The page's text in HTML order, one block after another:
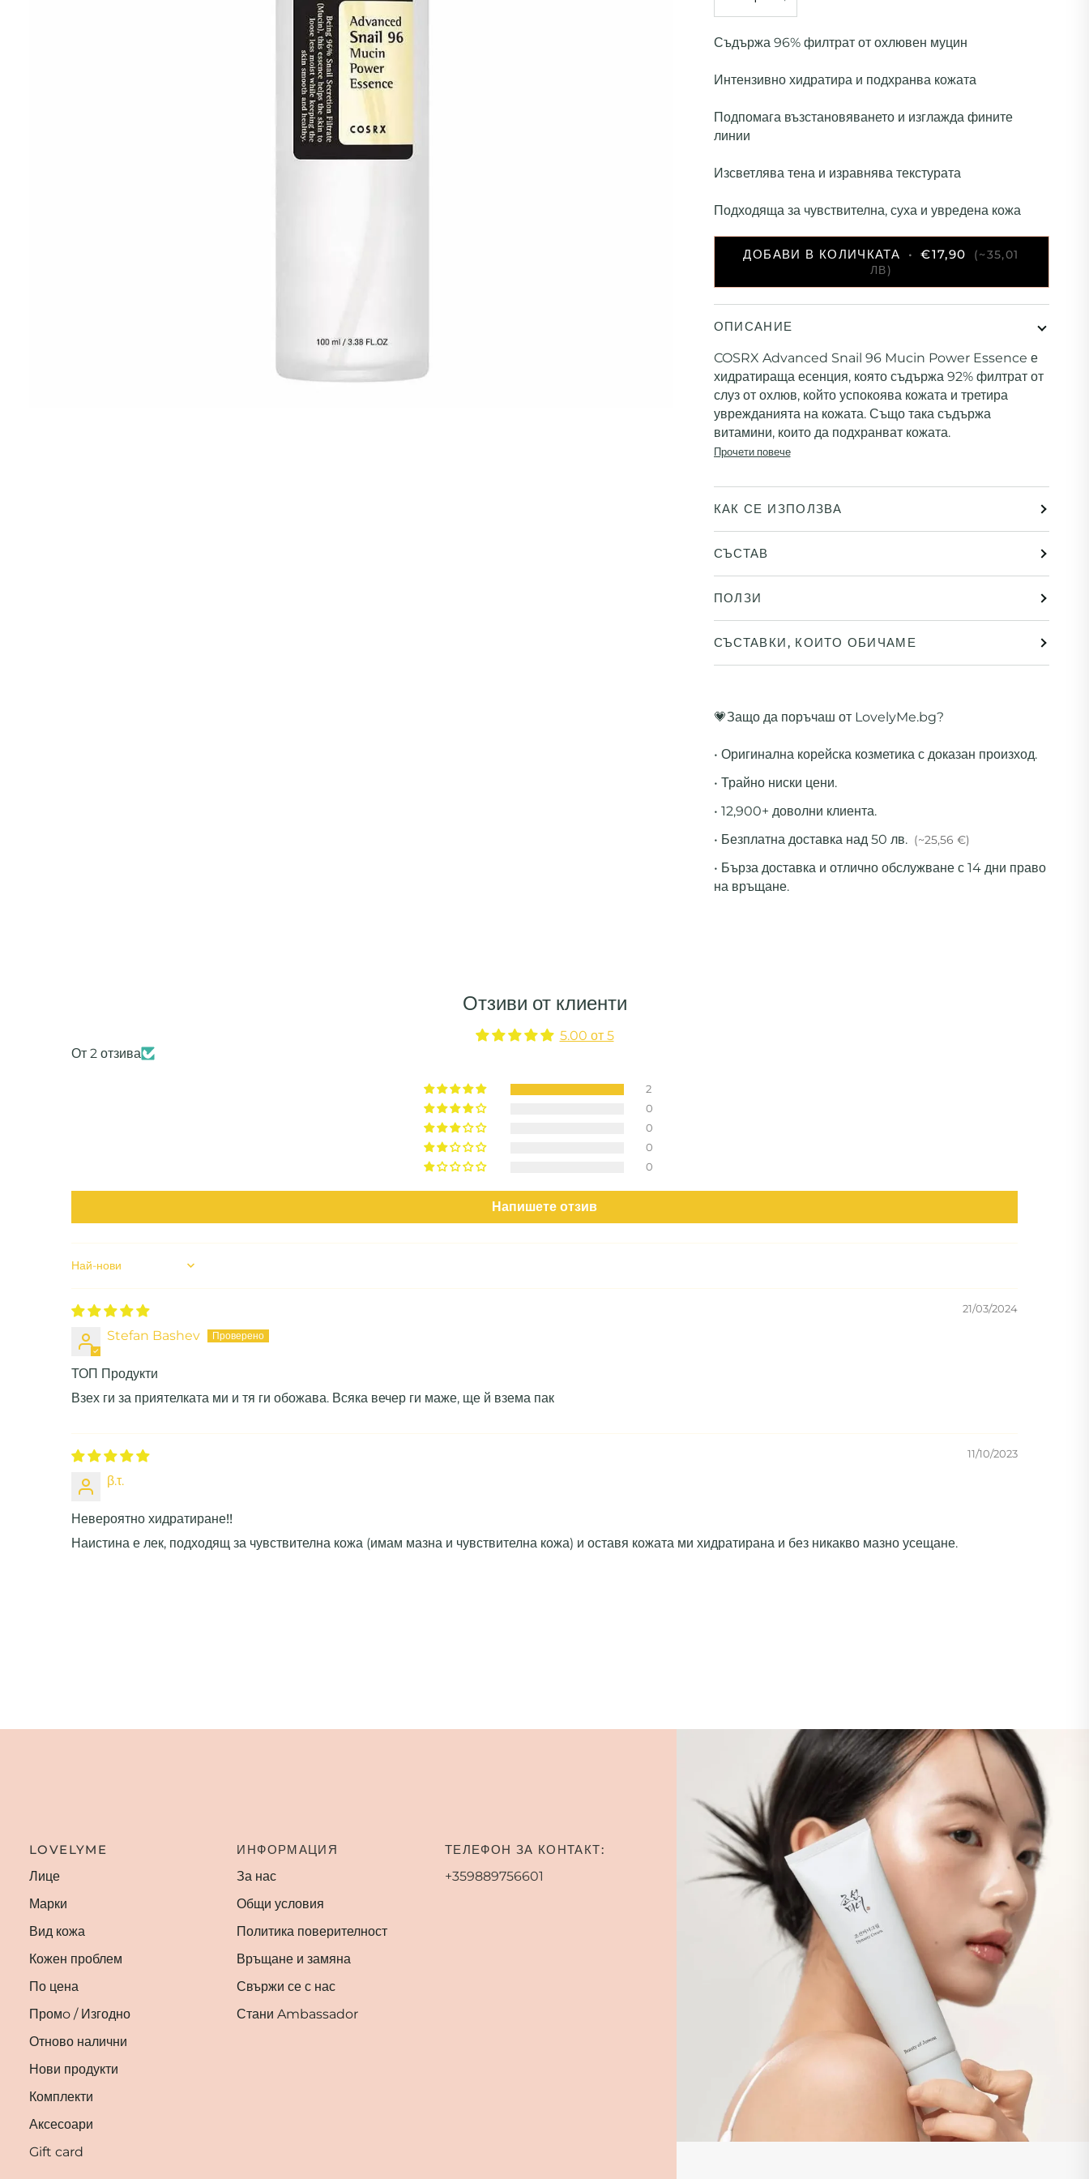
Съдържа 96% филтрат от охлювен муцин
Интензивно хидратира и подхранва кожата
Подпомага възстановяването и изглажда фините
линии
Изсветлява тена и изравнява текстурата
Подходяща за чувствителна, суха и увредена кожа
ДОБАВИ В КОЛИЧКАТА • €17,90
ЛВ)
ОПИСАНИЕ
COSRX Advanced Snail 96 Mucin Power Essence е
хидратираща есенция, която съдържа 92% филтрат от
слуз от охлюв, който успокоява кожата и третира
уврежданията на кожата. Също така съдържа
витамини, които да подхранват кожата.
Прочети повече
КАК СЕ ИЗПОЛЗВА
СЪСТАВ
ПОЛЗИ
СЪСТАВКИ, КОИТО ОБИЧАМЕ
💗Защо да поръчаш от LovelyMe.bg?
• Оригинална корейска козметика с доказан произход.
• Трайно ниски цени.
• 12,900+ доволни клиента.
• Безплатна доставка над 50 лв. (~25,56 €)
• Бърза доставка и отлично обслужване с 14 дни право
на връщане.
Отзиви от клиенти
5.00 от 5
От 2 отзива
2
0
0
0
0
Напишете отзив
Sort by
21/03/2024
Stefan Bashev
ТОП Продукти
Взех ги за приятелката ми и тя ги обожава. Всяка вечер ги маже, ще й взема пак
11/10/2023
β.τ.
Невероятно хидратиране!!
Наистина е лек, подходящ за чувствителна кожа (имам мазна и чувствителна кожа) и оставя кожата ми хидратирана и без никакво мазно усещане.
LOVELYME
Лице
Марки
Вид кожа
Кожен проблем
По цена
Промo / Изгодно
Отново налични
Нови продукти
Комплекти
Аксесоари
Gift card
ИНФОРМАЦИЯ
За нас
Общи условия
Политика поверителност
Връщане и замяна
Свържи се с нас
Стани Ambassador
ТЕЛЕФОН ЗА КОНТАКТ:
+359889756601